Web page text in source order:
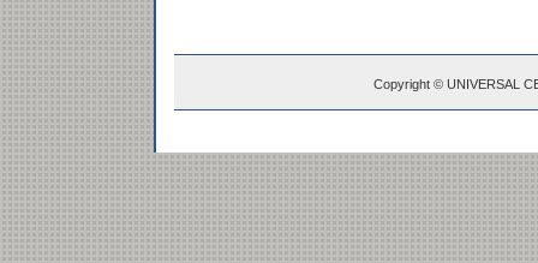
Copyright © UNIVERSAL